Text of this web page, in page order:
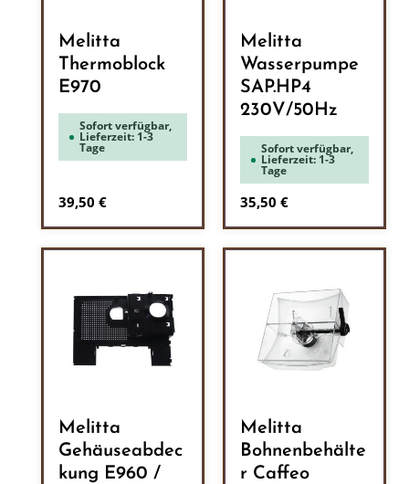
Melitta
Thermoblock
E970
Sofort verfügbar,
Lieferzeit: 1-3
Tage
Regulärer Preis:
39,50 €
Melitta
Wasserpumpe
SAP.HP4
230V/50Hz
Sofort verfügbar,
Lieferzeit: 1-3
Tage
Regulärer Preis:
35,50 €
Melitta
Gehäuseabdec
kung E960 /
Melitta
Bohnenbehälte
r Caffeo